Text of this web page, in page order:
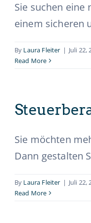
Sie suchen eine
einem sicheren
By Laura Fleiter | Juli 22,
Read More
Sie möchten
Dann gestalten
By Laura Fleiter | Juli 22,
Read More